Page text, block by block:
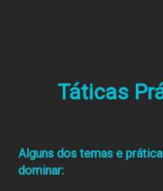
Táticas
Alguns dos temas e
dominar: